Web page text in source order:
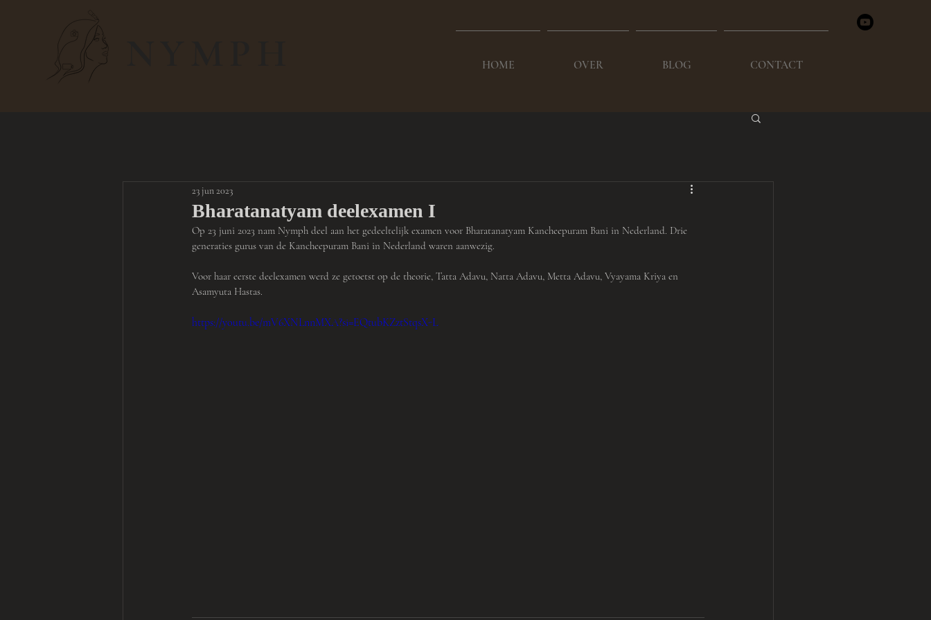
HOME OVER BLOG CONTACT
Bharatanatyam deelexamen I
23 jun 2023
Op 23 juni 2023 nam Nymph deel aan het gedeeltelijk examen voor Bharatanatyam Kancheepuram Bani in Nederland. Drie
generaties gurus van de Kancheepuram Bani in Nederland waren aanwezig.
Voor haar eerste deelexamen werd ze getoetst op de theorie, Tatta Adavu, Natta Adavu, Metta Adavu, Vyayama Kriya en
Asamyuta Hastas.
https://youtu.be/mV6XNLnnMXA?si=EQtubKZztStqsX-L